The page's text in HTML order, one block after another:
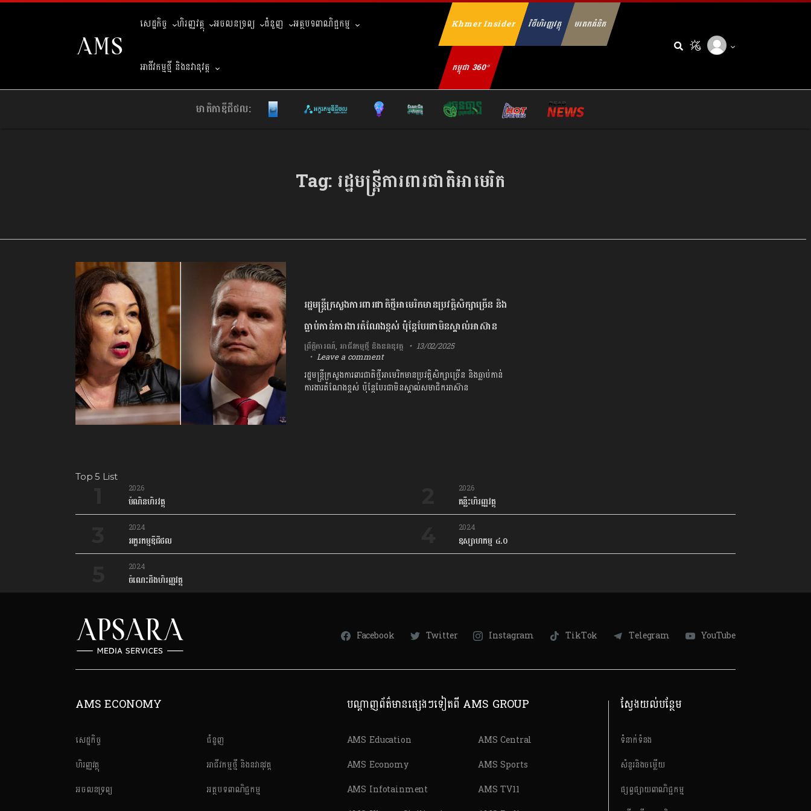
សេដ្ឋកិច្ច ហិរញ្ញវត្ថុ អចលនទ្រព្យ ជំនួញ អត្ថបទពាណិជ្ជកម្ម
អាជីវកម្មថ្មី និងនវានុវត្ត
Khmer Insider វិថីហិរញ្ញវត្ថុ មរតកគំនិត
កម្ពុជា 360°
មាតិកាឌីជីថល:
Tag:រដ្ឋមន្ត្រីការពារជាតិអាមេរិក
រដ្ឋមន្ត្រីក្រសួងការពារជាតិថ្មីអាមេរិកមានប្រវត្តិសិក្សាច្រើន និង
ធ្លាប់កាន់ការងារតំណែងខ្ពស់ ប៉ុន្តែបែរជាមិនស្គាល់អាស៊ាន
ព្រឹត្តិការណ៍, អាជីវកម្មថ្មី និងនវានុវត្ត 13/02/2025
Leave a comment
រដ្ឋមន្ត្រីក្រសួងការពារជាតិថ្មីអាមេរិកមានប្រវត្តិសិក្សាច្រើន និងធ្លាប់កាន់
ការងារតំណែងខ្ពស់ ប៉ុន្តែបែរជាមិនស្គាល់សមាជិកអាស៊ាន
Top 5 List
2026
បំណិនហិរវត្ថុ
2026
គន្លឹះហិរញ្ញវត្ថុ
2024
អក្ខរកម្មឌីជីថល
2024
ឧស្សាហកម្ម ៤.០
2024
ចំណេះដឹងហិរញ្ញវត្ថុ
Facebook Twitter Instagram TikTok Telegram YouTube
AMS ECONOMY
សេដ្ឋកិច្ច
ហិរញ្ញវត្ថុ
អចលនទ្រព្យ
ជំនួញ
អាជីវកម្មថ្មី និងនវានុវត្ត
អត្ថបទពាណិជ្ជកម្ម
បណ្តាញព័ត៌មានផ្សេងៗទៀតពី AMS GROUP
AMS Education
AMS Economy
AMS Infotainment
AMS Central
AMS Sports
AMS TV11
ស្វែងយល់បន្ថែម
ទំនាក់ទំនង
សំនួរនិងចម្លើយ
ផ្សព្វផ្សាយពាណិជ្ជកម្ម